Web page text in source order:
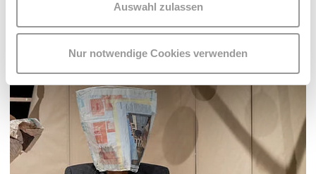
Auswahl zulassen
Nur notwendige Cookies verwenden